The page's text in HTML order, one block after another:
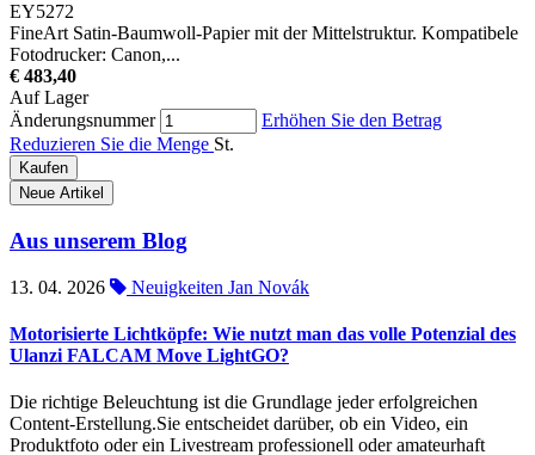
EY5272
FineArt Satin-Baumwoll-Papier mit der Mittelstruktur. Kompatibele
Fotodrucker: Canon,...
€ 483,40
Auf Lager
Änderungsnummer
Erhöhen Sie den Betrag
Reduzieren Sie die Menge St.
Kaufen
Neue Artikel
Aus unserem Blog
13. 04. 2026 Neuigkeiten Jan Novák
Motorisierte Lichtköpfe: Wie nutzt man das volle Potenzial des
Ulanzi FALCAM Move LightGO?
Die richtige Beleuchtung ist die Grundlage jeder erfolgreichen
Content-Erstellung.Sie entscheidet darüber, ob ein Video, ein
Produktfoto oder ein Livestream professionell oder amateurhaft